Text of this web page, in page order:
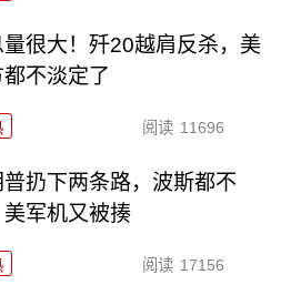
量很大！歼20越肩反杀，美
都不淡定了
阅读 11696
普扔下两条路，波斯都不
美军机又被揍
阅读 17156